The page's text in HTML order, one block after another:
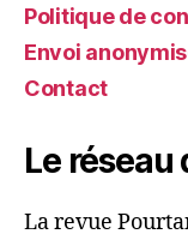
Politique de
Envoi
Contact
Le réseau
La revue